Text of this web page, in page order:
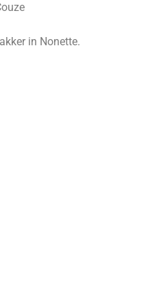
in Nonette.